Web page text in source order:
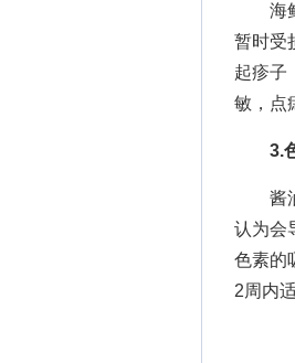
海鲜
暂时受
起疹子
敏，点
3.
酱油
认为会
色素的
2周内